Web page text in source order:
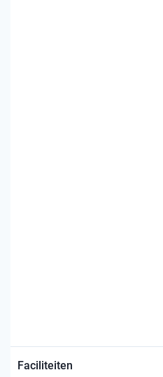
Faciliteiten